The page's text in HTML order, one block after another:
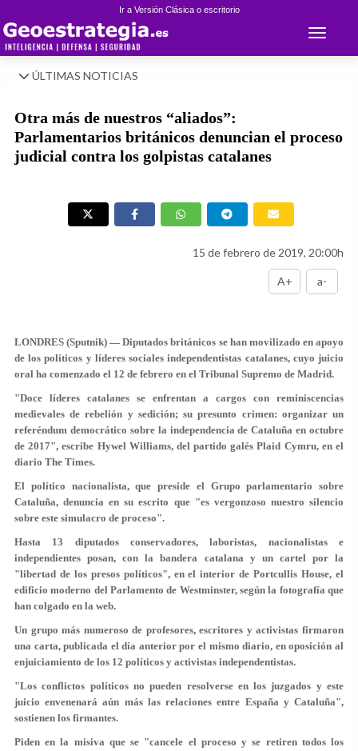
Ir a Versión Clásica o escritorio
Toggle
ÚLTIMAS NOTICIAS
Otra más de nuestros “aliados”:
Parlamentarios británicos denuncian el proceso
judicial contra los golpistas catalanes
15 de febrero de 2019, 20:00h
A+ a-
LONDRES (Sputnik) — Diputados británicos se han movilizado en apoyo
de los políticos y líderes sociales independentistas catalanes, cuyo juicio
oral ha comenzado el 12 de febrero en el Tribunal Supremo de Madrid.
"Doce líderes catalanes se enfrentan a cargos con reminiscencias
medievales de rebelión y sedición; su presunto crimen: organizar un
referéndum democrático sobre la independencia de Cataluña en octubre
de 2017", escribe Hywel Williams, del partido galés Plaid Cymru, en el
diario The Times.
El político nacionalista, que preside el Grupo parlamentario sobre
Cataluña, denuncia en su escrito que "es vergonzoso nuestro silencio
sobre este simulacro de proceso".
Hasta 13 diputados conservadores, laboristas, nacionalistas e
independientes posan, con la bandera catalana y un cartel por la
"libertad de los presos políticos", en el interior de Portcullis House, el
edificio moderno del Parlamento de Westminster, según la fotografía que
han colgado en la web.
Un grupo más numeroso de profesores, escritores y activistas firmaron
una carta, publicada el día anterior por el mismo diario, en oposición al
enjuiciamiento de los 12 políticos y activistas independentistas.
"Los conflictos políticos no pueden resolverse en los juzgados y este
juicio envenenará aún más las relaciones entre España y Cataluña",
sostienen los firmantes.
Piden en la misiva que se "cancele el proceso y se retiren todos los